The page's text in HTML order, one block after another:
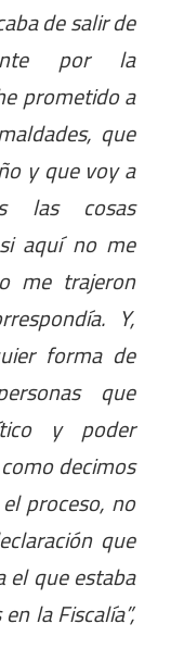
de salir de
por la
prometido a
que
y que voy a
las cosas
aquí no me
me trajeron
Y,
forma de
que
y poder
decimos
proceso, no
que
el que estaba
la Fiscalía”,